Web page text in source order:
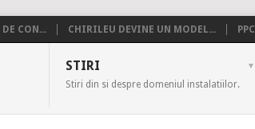
CON... CHIRILEU DEVINE UN MODEL...
STIRI
Stiri din si despre domeniul instalatiilor.